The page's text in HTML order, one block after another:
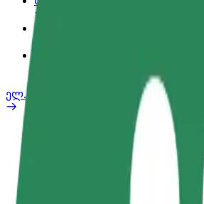
პროდუქტები
ელ. ბაიკი
პრობლემის შეტყობინება